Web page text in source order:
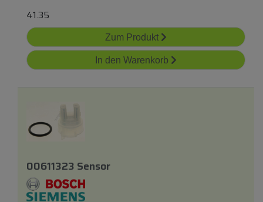
41.35
Zum Produkt
In den Warenkorb
00611323 Sensor